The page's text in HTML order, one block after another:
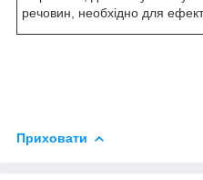
речовин, необхідно для
Приховати